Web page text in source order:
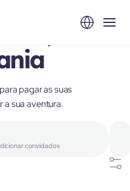
pagar as suas
a sua aventura.
convidados